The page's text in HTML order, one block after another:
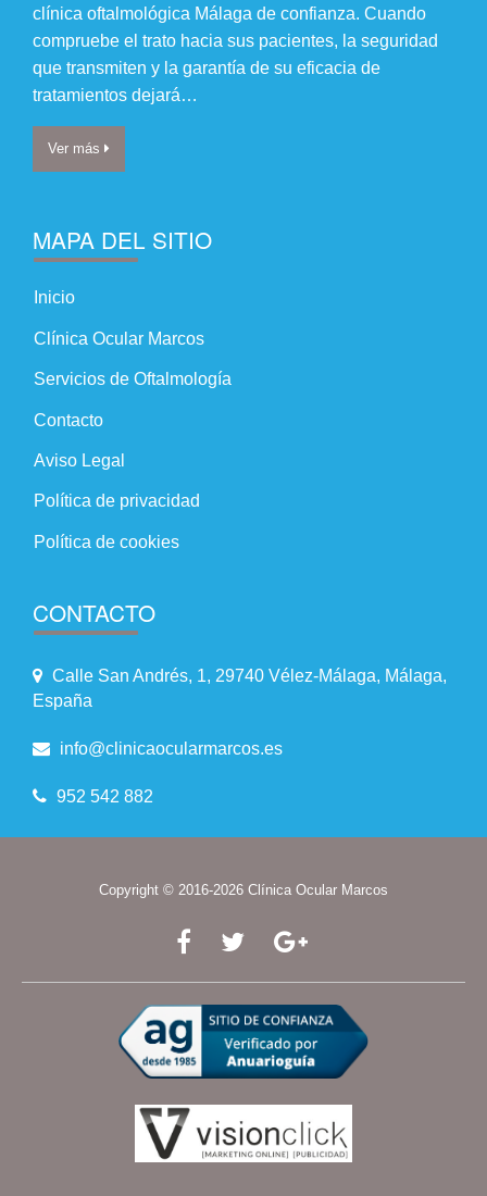
clínica oftalmológica Málaga de confianza. Cuando
compruebe el trato hacia sus pacientes, la seguridad
que transmiten y la garantía de su eficacia de
tratamientos dejará…
Ver más
MAPA DEL SITIO
Inicio
Clínica Ocular Marcos
Servicios de Oftalmología
Contacto
Aviso Legal
Política de privacidad
Política de cookies
CONTACTO
Calle San Andrés, 1, 29740 Vélez-Málaga, Málaga,
España
info@clinicaocularmarcos.es
952 542 882
Copyright © 2016-2026 Clínica Ocular Marcos